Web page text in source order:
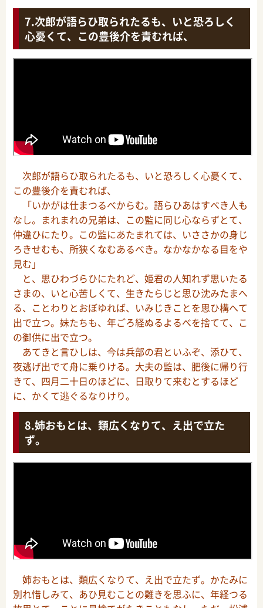
次郎が語らひ取られたるも、いと恐ろしく
心憂くて、この豊後介を責むれば、
次郎が語らひ取られたるも、いと恐ろしく心憂くて、
この豊後介を責むれば、
「いかがは仕まつるべからむ。語らひあはすべき人も
なし。まれまれの兄弟は、この監に同じ心ならずとて、
仲違ひにたり。この監にあたまれては、いささかの身じ
ろきせむも、所狭くなむあるべき。なかなかなる目をや
見む」
と、思ひわづらひにたれど、姫君の人知れず思いたる
さまの、いと心苦しくて、生きたらじと思ひ沈みたまへ
る、ことわりとおぼゆれば、いみじきことを思ひ構へて
出で立つ。妹たちも、年ごろ経ぬるよるべを捨てて、こ
の御供に出で立つ。
あてきと言ひしは、今は兵部の君といふぞ、添ひて、
夜逃げ出でて舟に乗りける。大夫の監は、肥後に帰り行
きて、四月二十日のほどに、日取りて来むとするほど
に、かくて逃ぐるなりけり。
姉おもとは、類広くなりて、え出で立た
ず。
姉おもとは、類広くなりて、え出で立たず。かたみに
別れ惜しみて、あひ見むことの難きを思ふに、年経つる